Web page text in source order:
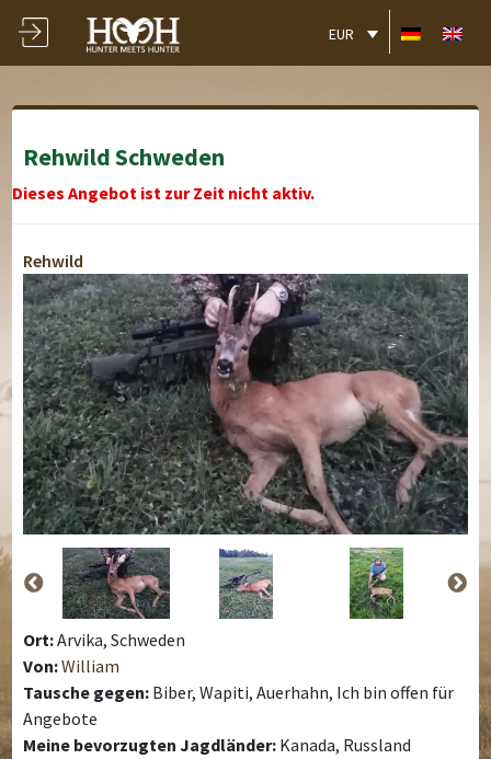
EUR
Rehwild Schweden
Dieses Angebot ist zur Zeit nicht aktiv.
Rehwild
Ort:Arvika, Schweden
Von:William
Tausche gegen: Biber, Wapiti, Auerhahn, Ich bin offen für
Angebote
Meine bevorzugten Jagdländer: Kanada, Russland